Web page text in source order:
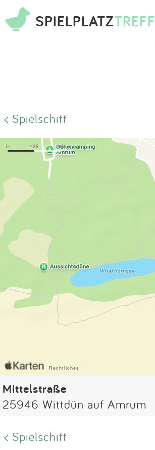
SPIELPLATZTREFF
< Spielschiff
Mittelstraße
25946 Wittdün auf Amrum
< Spielschiff